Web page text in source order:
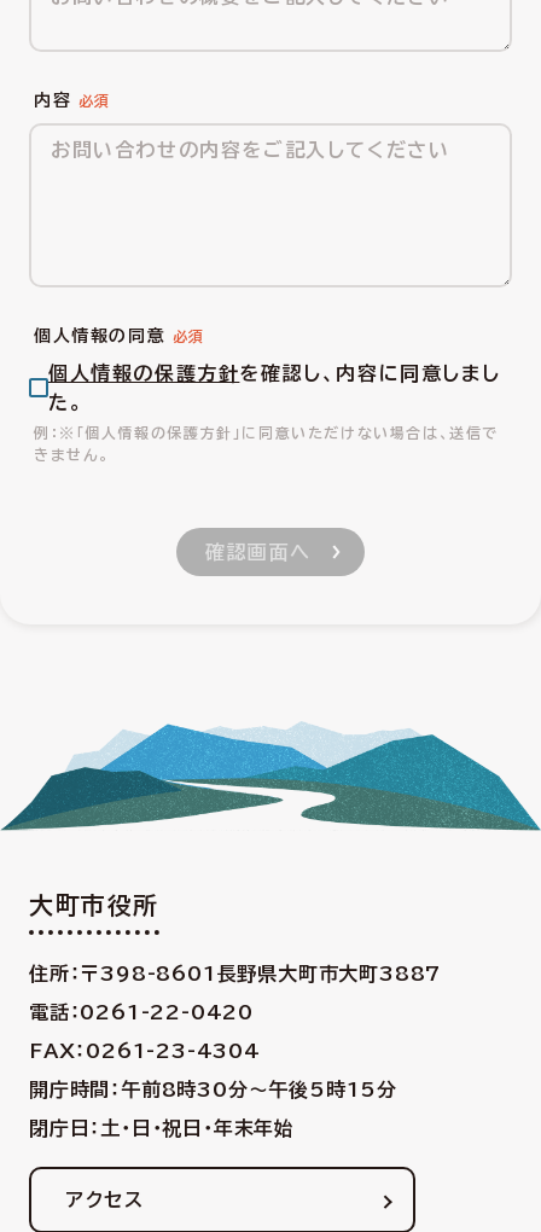
内容
個人情報の同意
個人情報の保護方針を確認し、内容に同意しまし
た。
※「個人情報の保護方針」に同意いただけない場合は、送信で
きません。
大町市役所
住所：〒398-8601 長野県大町市大町3887
電話：0261-22-0420
FAX：0261-23-4304
開庁時間：午前8時30分〜午後5時15分
閉庁日：土・日・祝日・年末年始
アクセス